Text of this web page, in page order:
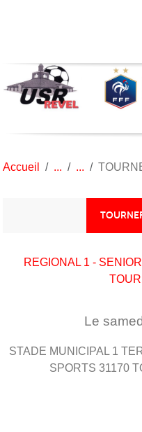
Accueil
REGIONAL 1 -
Le
STADE MUNICIPAL 1
SPORTS 31170